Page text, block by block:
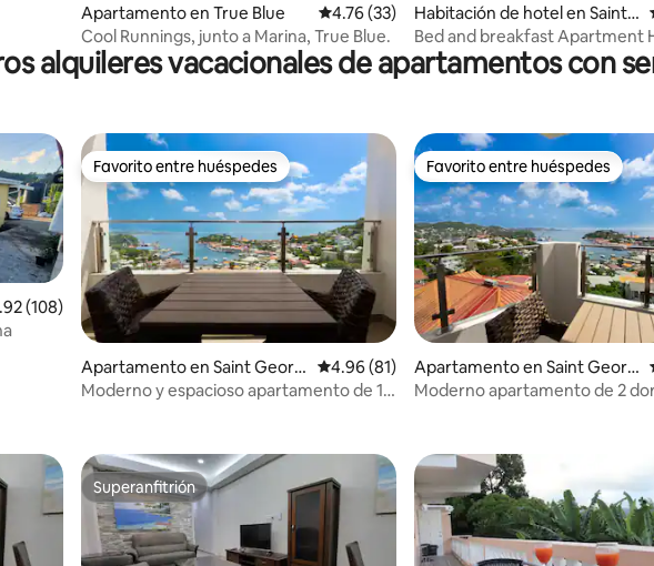
Apartamento en True Blue Calificación promedio: 4.76 de 5, 33 reseñas
4.76 (33)
Cool Runnings, junto a Marina, True Blue.
Habitación de hotel en Saint
Georges
Bed and breakfast Apartment
alquileres vacacionales de apartamentos con
promedio: 4.92 de 5, 108 reseñas
(108)
Favorito entre huéspedes
Favorito entre huéspedes
Apartamento en Saint Georg
e's
Calificación promedio: 4.96 de 5, 81 reseñas
4.96 (81)
Moderno y espacioso apartamento de 1
Favorito entre huéspedes
Favorito entre huéspedes
Apartamento en Saint Georg
e's
Moderno apartamento de 2
Superanfitrión
Superanfitrión